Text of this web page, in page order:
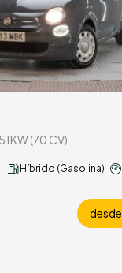
(70 CV)
Híbrido (Gasolina)
desde